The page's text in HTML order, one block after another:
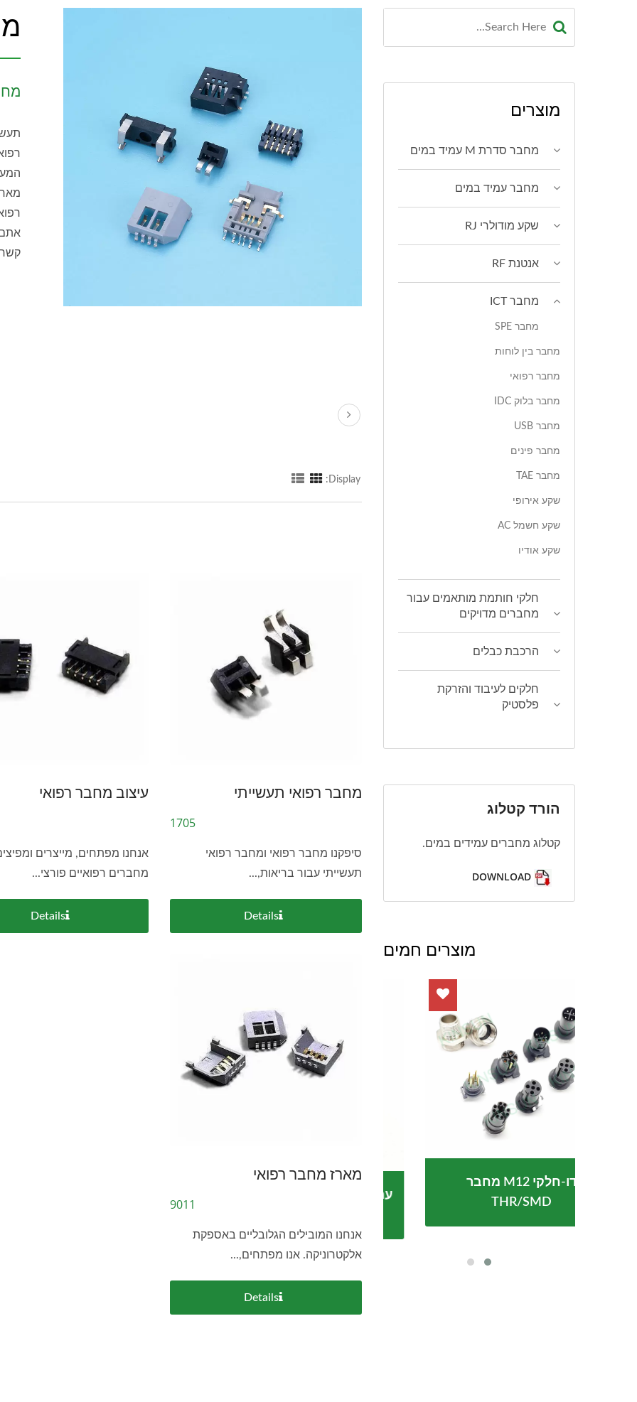
אתם
Display:
מחבר רפואי תעשייתי
1705
סיפקנו מחבר רפואי ומחבר רפואי
תעשייתי עבור בריאות,...
Details
עיצוב מחבר רפואי
אנחנו מפתחים, מייצרים
מחברים רפואיים פורצי...
Details
מארז מחבר רפואי
9011
אנחנו המובילים הגלובליים באספקת
אלקטרוניקה. אנו מפתחים,...
Details
מוצרים
מחבר סדרת M עמיד במים
מחבר עמיד במים
שקע מודולרי RJ
אנטנת RF
מחבר ICT
מחבר SPE
מחבר בין לוחות
מחבר רפואי
מחבר בלוק IDC
מחבר USB
מחבר פינים
מחבר TAE
שקע אירופי
שקע חשמל AC
שקע אודיו
חלקי חותמת מותאמים עבור
מחברים מדויקים
הרכבת כבלים
חלקים לעיבוד והזרקת
פלסטיק
הורד קטלוג
קטלוג מחברים עמידים במים.
מוצרים חמים
THR/SMD